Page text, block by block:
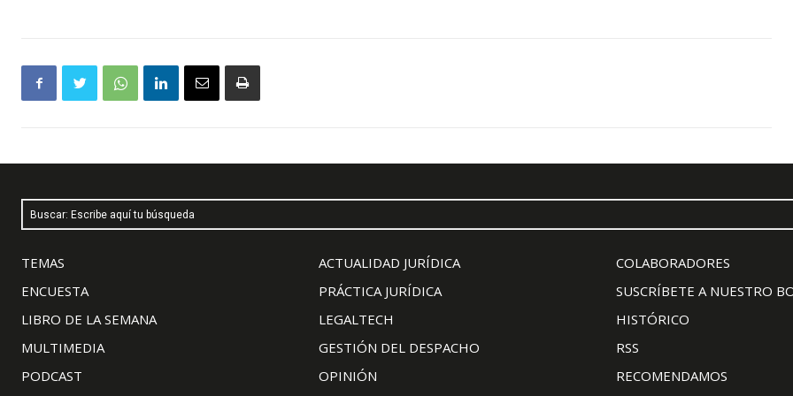
Buscar: Escribe aquí tu búsqueda
TEMAS
ENCUESTA
LIBRO DE LA SEMANA
MULTIMEDIA
PODCAST
ACTUALIDAD JURÍDICA
PRÁCTICA JURÍDICA
LEGALTECH
GESTIÓN DEL DESPACHO
OPINIÓN
COLABORADORES
SUSCRÍBETE A NUESTRO
HISTÓRICO
RSS
RECOMENDAMOS